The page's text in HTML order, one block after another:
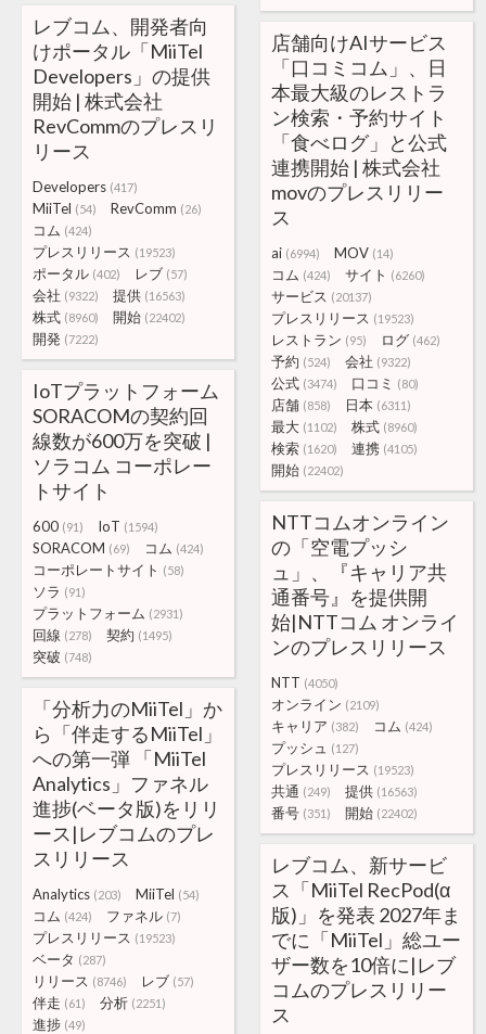
レブコム、開発者向
けポータル「MiiTel
Developers」の提供
開始 | 株式会社
RevCommのプレスリ
リース
Developers (417)
MiiTel (54) RevComm (26)
コム (424)
プレスリリース (19523)
ポータル (402) レブ (57)
会社 (9322) 提供 (16563)
株式 (8960) 開始 (22402)
開発 (7222)
店舗向けAIサービス
「口コミコム」、日
本最大級のレストラ
ン検索・予約サイト
「食べログ」と公式
連携開始 | 株式会社
movのプレスリリー
ス
ai (6994) MOV (14)
コム (424) サイト (6260)
サービス (20137)
プレスリリース (19523)
レストラン (95) ログ (462)
予約 (524) 会社 (9322)
公式 (3474) 口コミ (80)
店舗 (858) 日本 (6311)
最大 (1102) 株式 (8960)
検索 (1620) 連携 (4105)
開始 (22402)
IoTプラットフォーム
SORACOMの契約回
線数が600万を突破 |
ソラコム コーポレー
トサイト
600 (91) IoT (1594)
SORACOM (69) コム (424)
コーポレートサイト (58)
ソラ (91)
プラットフォーム (2931)
回線 (278) 契約 (1495)
突破 (748)
NTTコムオンライン
の「空電プッシ
ュ」、『キャリア共
通番号』を提供開
始|NTTコム オンライ
ンのプレスリリース
NTT (4050)
オンライン (2109)
キャリア (382) コム (424)
プッシュ (127)
プレスリリース (19523)
共通 (249) 提供 (16563)
番号 (351) 開始 (22402)
「分析力のMiiTel」か
ら「伴走するMiiTel」
への第一弾 「MiiTel
Analytics」ファネル
進捗(ベータ版)をリリ
ース|レブコムのプレ
スリリース
Analytics (203) MiiTel (54)
コム (424) ファネル (7)
プレスリリース (19523)
ベータ (287)
リリース (8746) レブ (57)
伴走 (61) 分析 (2251)
進捗 (49)
レブコム、新サービ
ス「MiiTel RecPod(α
版)」を発表 2027年ま
でに「MiiTel」総ユー
ザー数を10倍に|レブ
コムのプレスリリー
ス